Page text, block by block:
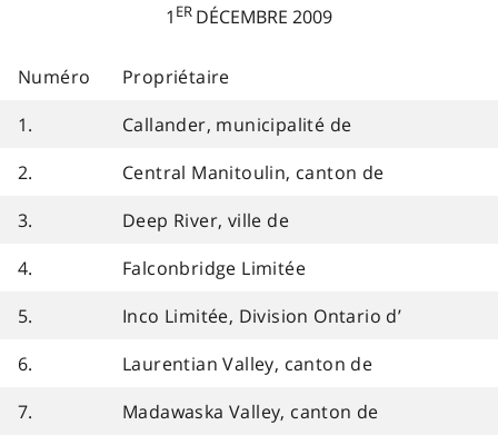
1 ER DÉCEMBRE 2009
Numéro
Propriétaire
1.
Callander, municipalité de
2.
Central Manitoulin, canton de
3.
Deep River, ville de
4.
Falconbridge Limitée
5.
Inco Limitée, Division Ontario d’
6.
Laurentian Valley, canton de
7.
Madawaska Valley, canton de